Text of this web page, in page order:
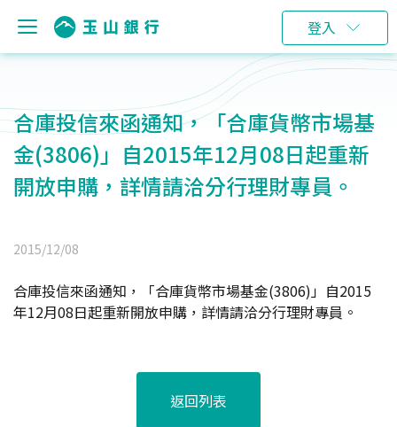
登入
合庫投信來函通知，「合庫貨幣市場基
金(3806)」自2015年12月08日起重新
開放申購，詳情請洽分行理財專員。
2015/12/08
合庫投信來函通知，「合庫貨幣市場基金(3806)」自2015
年12月08日起重新開放申購，詳情請洽分行理財專員。
返回列表